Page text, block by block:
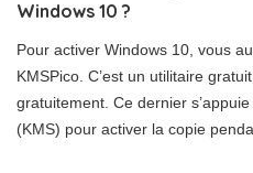
Windows 10 ?
Pour activer Windows 10, vous
KMSPico. C’est un utilitaire
gratuitement. Ce dernier
(KMS) pour activer la copie